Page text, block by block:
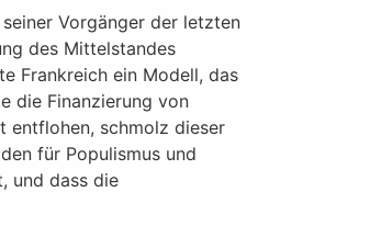
Vorgänger der letzten
des Mittelstandes
Frankreich ein Modell, das
die Finanzierung von
entflohen, schmolz dieser
für Populismus und
und dass die